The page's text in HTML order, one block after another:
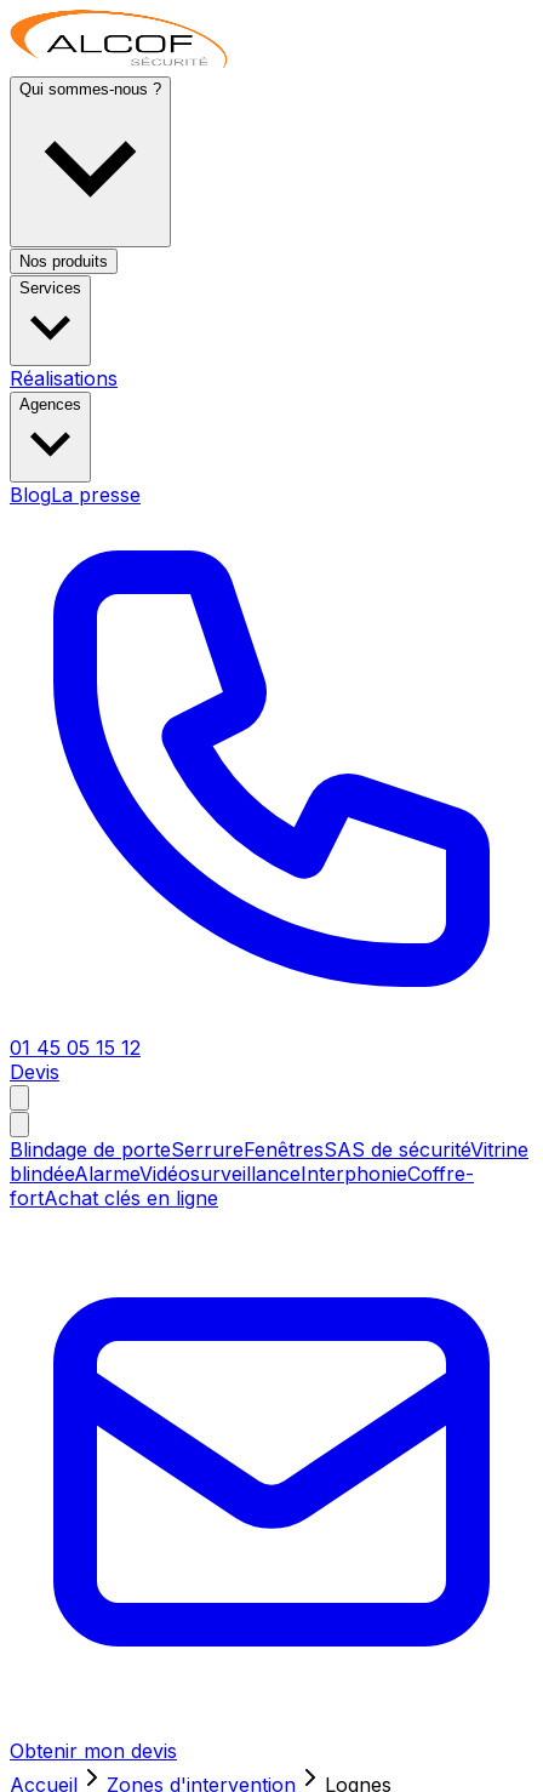
Qui sommes-nous ?
Nos produits
Services
Réalisations
Agences
BlogLa presse
01 45 05 15 12
Devis
Blindage de porteSerrureFenêtresSAS de sécuritéVitrine
blindéeAlarmeVidéosurveillanceInterphonieCoffre-
fortAchat clés en ligne
Obtenir mon devis
Accueil
Zones d'intervention
Lognes